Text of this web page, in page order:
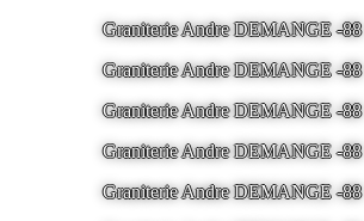
Graniterie Andre DEMANGE -88
Graniterie Andre DEMANGE -88
Graniterie Andre DEMANGE -88
Graniterie Andre DEMANGE -88
Graniterie Andre DEMANGE -88